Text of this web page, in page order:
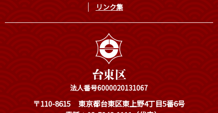
リンク集
法人番号6000020131067
〒110-8615
東京都台東区東上野4丁目5番6号